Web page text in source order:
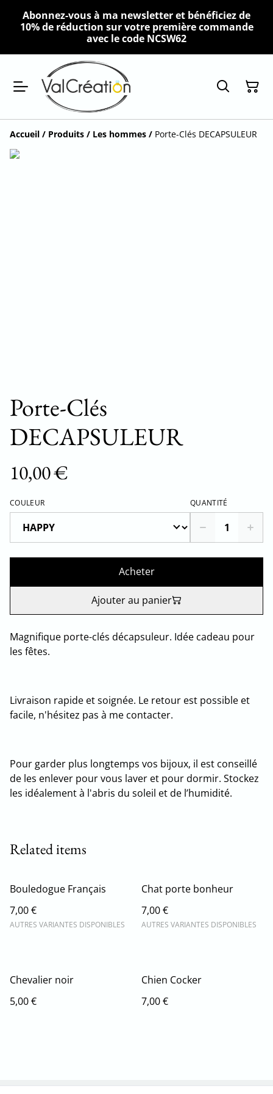
Abonnez-vous à ma newsletter et bénéficiez de
10% de réduction sur votre première commande
avec le code NCSW62
Accueil / Produits / Les hommes / Porte-Clés DECAPSULEUR
Porte-Clés
DECAPSULEUR
10,00 €
COULEUR QUANTITÉ
Acheter
Ajouter au panier
Magnifique porte-clés décapsuleur. Idée cadeau pour
les fêtes.
Livraison rapide et soignée. Le retour est possible et
facile, n'hésitez pas à me contacter.
Pour garder plus longtemps vos bijoux, il est conseillé
de les enlever pour vous laver et pour dormir. Stockez
les idéalement à l'abris du soleil et de l’humidité.
Related items
Bouledogue Français
7,00 €
AUTRES VARIANTES DISPONIBLES
Chat porte bonheur
7,00 €
AUTRES VARIANTES DISPONIBLES
Chevalier noir
5,00 €
Chien Cocker
7,00 €